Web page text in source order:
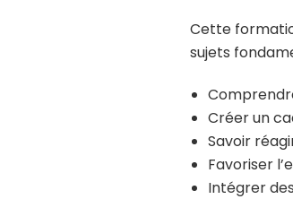
Cette
sujets
Créer un
Savoir
Favoriser
Intégrer